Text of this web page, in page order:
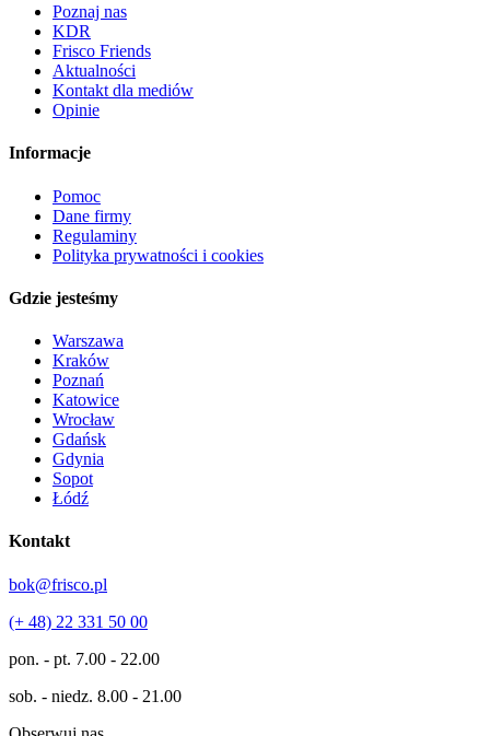
Poznaj nas
KDR
Frisco Friends
Aktualności
Kontakt dla mediów
Opinie
Informacje
Pomoc
Dane firmy
Regulaminy
Polityka prywatności i cookies
Gdzie jesteśmy
Warszawa
Kraków
Poznań
Katowice
Wrocław
Gdańsk
Gdynia
Sopot
Łódź
Kontakt
bok@frisco.pl
(+ 48) 22 331 50 00
pon. - pt. 7.00 - 22.00
sob. - niedz. 8.00 - 21.00